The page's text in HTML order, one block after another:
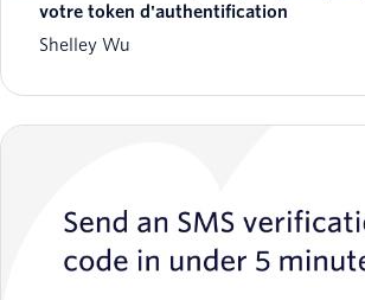
votre token d'authentification
Shelley Wu